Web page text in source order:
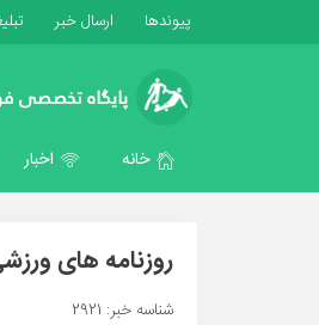
پیوندها ارسال خبر
خانه اخبار
روزنامه های ورزشی
شناسه خبر: 2921